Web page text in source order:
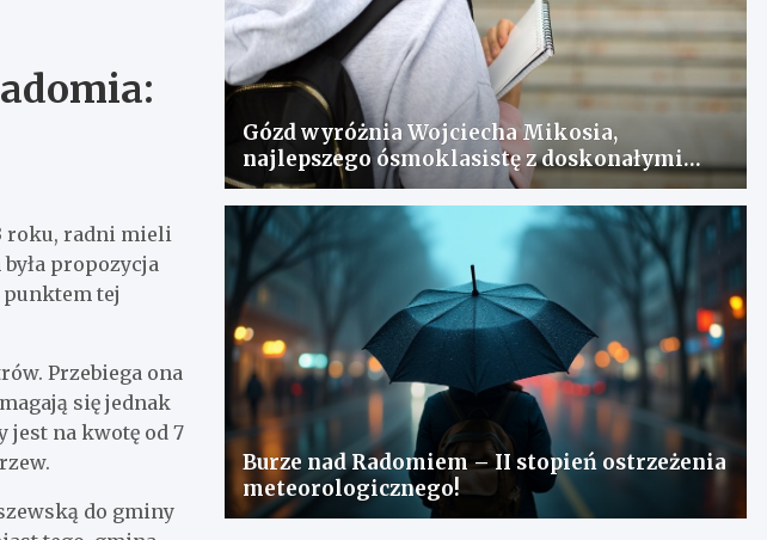
roku, radni mieli
propozycja
tej
Przebiega ona
się jednak
jest na kwotę od 7
do gminy
Gózd wyróżnia Wojciecha Mikosia,
najlepszego ósmoklasistę z doskonałymi
wynikami!
Burze nad Radomiem – II stopień ostrzeżenia
meteorologicznego!